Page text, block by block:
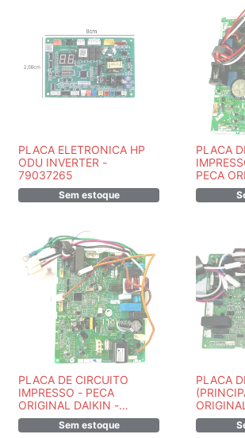
PLACA ELETRONICA HP
ODU INVERTER -
79037265
Sem estoque
PLACA
PECA
PLACA DE CIRCUITO
IMPRESSO - PECA
ORIGINAL DAIKIN -
7900038MR
Sem estoque
PLACA